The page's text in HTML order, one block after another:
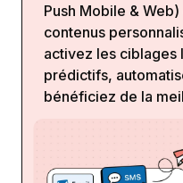
Push Mobile &
contenus
activez les ciblages
prédictifs,
bénéficiez de la